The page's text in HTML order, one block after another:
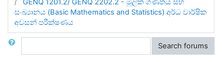
GENQ 1201.2/ GENQ 2202.2 - මූලික ගණිතය සහ
සංඛ්‍යානය (Basic Mathematics and Statistics) අර්ධ වාර්ෂික
අවසන් පරීක්ෂණය
Search Search forums